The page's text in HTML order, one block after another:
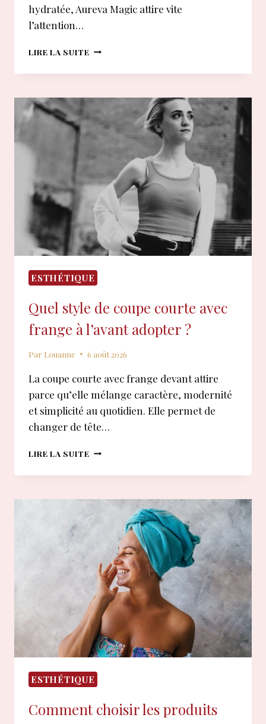
hydratée, Aureva Magic attire vite
l’attention…
LIRE LA SUITE AUREVA
:
VAUT
VRAIMENT
L’HUILE
PEAU
FERME
ESTHÉTIQUE
Quel style de coupe courte avec
frange à l’avant adopter ?
Par Louanne 6 août 2026
La coupe courte avec frange devant attire
parce qu’elle mélange caractère, modernité
et simplicité au quotidien. Elle permet de
changer de tête…
LIRE LA SUITE QUEL
DE
COURTE
L’AVANT
ADOPTER
ESTHÉTIQUE
Comment choisir les produits